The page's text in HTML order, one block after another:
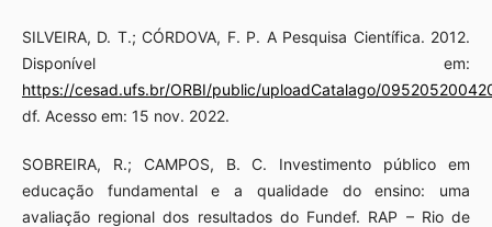
SILVEIRA, D. T.; CÓRDOVA, F. P. A Pesquisa Científica. 2012.
Disponível em:
https://cesad.ufs.br/ORBI/public/uploadCatalago/
df. Acesso em: 15 nov. 2022.
SOBREIRA, R.; CAMPOS, B. C. Investimento público em
educação fundamental e a qualidade do ensino: uma
avaliação regional dos resultados do Fundef. RAP – Rio de